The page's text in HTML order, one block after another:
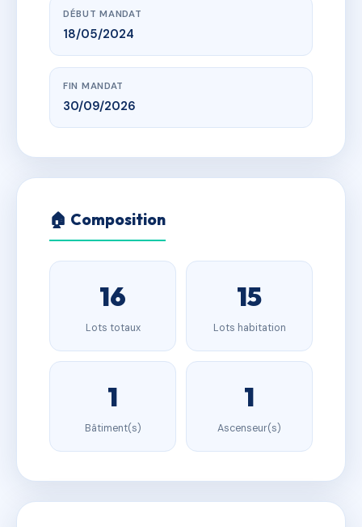
DÉBUT MANDAT
18/05/2024
FIN MANDAT
30/09/2026
🏠 Composition
16
Lots totaux
15
Lots habitation
1
Bâtiment(s)
1
Ascenseur(s)